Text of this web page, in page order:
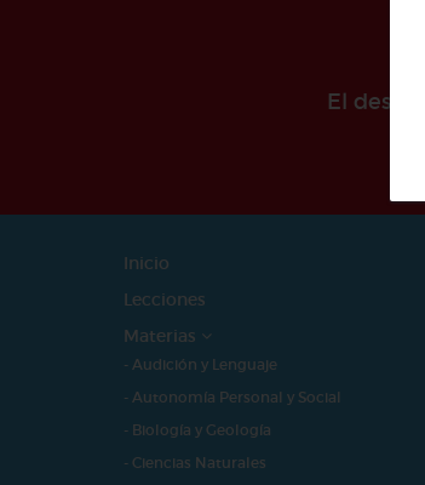
El
Inicio
Lecciones
Materias
- Audición y Lenguaje
- Autonomía Personal y Social
- Biología y Geología
- Ciencias Naturales